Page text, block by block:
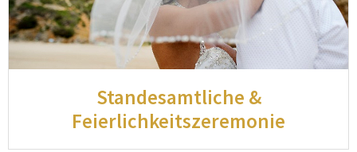
Standesamtliche &
Feierlichkeitszeremonie